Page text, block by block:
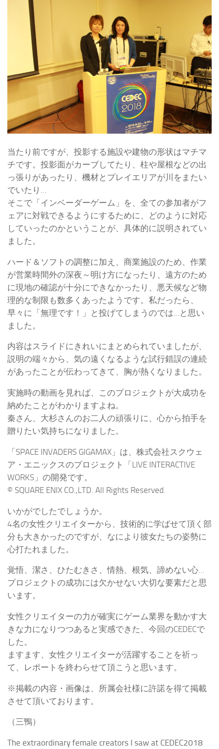
当たり前ですが、投影する施設や建物の形状はマチマ
チです。投影面がカーブしてたり、柱や屋根などの出
っ張りがあったり、機材とプレイエリアが川をまたい
でいたり…
そこで「インベーダーゲーム」を、全ての参加者がフ
ェアに対戦できるようにするために、どのように対応
していったのかということが、具体的に説明されてい
ました。
ハード＆ソフトの調整に加え、商業施設のため、作業
が営業時間外の深夜～明け方になったり、遠方のため
に現地の確認が十分にできなかったり、悪天候など物
理的な制限も数多くあったようです。私だったら、
早々に「無理です！」と投げてしまうのでは…と思い
ました。
内容はスライドにきれいにまとめられていましたが、
説明の端々から、気の遠くなるような試行錯誤の連続
があったことが伝わってきて、胸が熱くなりました。
実施時の動画を見れば、このプロジェクトが大成功を
納めたことがわかりますよね。
秦さん、大杉さんのお二人の頑張りに、心から拍手を
贈りたい気持ちになりました。
「SPACE INVADERS GIGAMAX」は、株式会社スクウェ
ア・エニックスのプロジェクト「LIVE INTERACTIVE
WORKS」の開発です。
© SQUARE ENIX CO.,LTD. All Rights Reserved.
いかがでしたでしょうか。
4名の女性クリエイターから、技術的に学ばせて頂く部
分も大きかったのですが、なにより彼女たちの姿勢に
心打たれました。
覚悟、潔さ、ひたむきさ、情熱、根気、諦めない心…
プロジェクトの成功には欠かせない大切な要素だと思
います。
女性クリエイターの力が確実にゲーム業界を動かす大
きな力になりつつあると実感できた、今回のCEDECで
した。
ますます、女性クリエイターが活躍することを祈っ
て、レポートを終わらせて頂こうと思います。
※掲載の内容・画像は、所属会社様に許諾を得て掲載
させて頂いております。
（三鴨）
The extraordinary female creators I saw at CEDEC2018